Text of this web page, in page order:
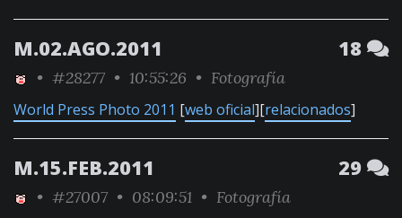
M.02.AGO.2011 18
• #28277 • 10:55:26 • Fotografía
World Press Photo 2011 [web oficial][relacionados]
M.15.FEB.2011 29
• #27007 • 08:09:51 • Fotografía